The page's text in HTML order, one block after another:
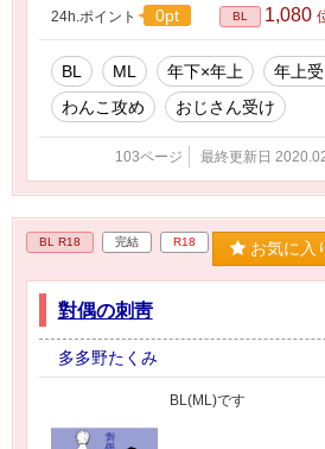
24h.ポイント 0pt BL 1,080
BL ML 年下×年上 年上
わんこ攻め
おじさん受け
103ページ 最終更新日
BL R18 完結 R18 お気に入
對偶の刺靑
多多野たくみ
BL(ML)です